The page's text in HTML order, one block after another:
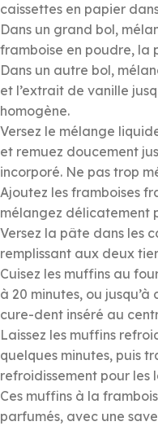
caissettes en papier
Dans un grand bol,
framboise en poudre, la
Dans un autre bol,
et l’extrait de vanille
homogène.
Versez le mélange
et remuez doucement
incorporé. Ne pas trop
Ajoutez les framboises
mélangez délicatement
Versez la pâte dans les
remplissant aux deux
Cuisez les muffins au
à 20 minutes, ou jusqu’à
cure-dent inséré au
Laissez les muffins
quelques minutes, puis
refroidissement pour les
Ces muffins à la
parfumés, avec une